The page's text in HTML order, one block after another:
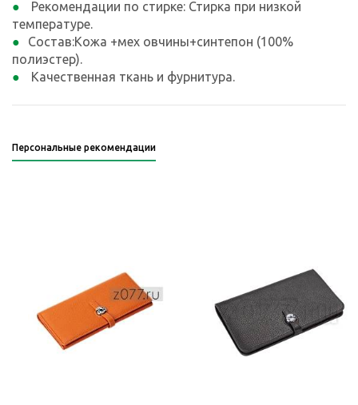
Рекомендации по стирке: Стирка при низкой
температуре.
Состав:Кожа +мех овчины+синтепон (100%
полиэстер).
Качественная ткань и фурнитура.
Персональные рекомендации